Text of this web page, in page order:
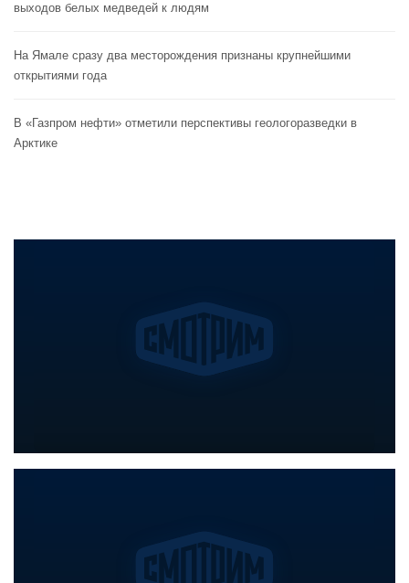
выходов белых медведей к людям
На Ямале сразу два месторождения признаны крупнейшими
открытиями года
В «Газпром нефти» отметили перспективы геологоразведки в
Арктике